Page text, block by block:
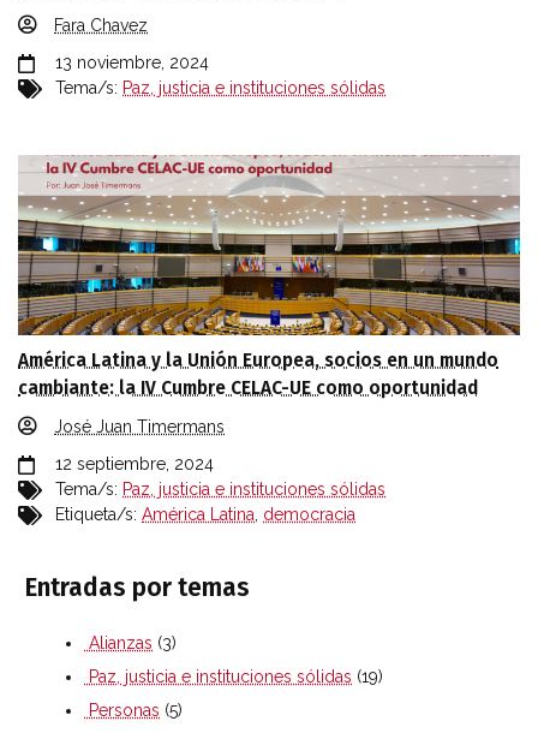
Fara Chavez
13 noviembre, 2024
Tema/s: Paz, justicia e instituciones sólidas
América Latina y la Unión Europea, socios en un mundo
cambiante: la IV Cumbre CELAC-UE como oportunidad
José Juan Timermans
12 septiembre, 2024
Tema/s: Paz, justicia e instituciones sólidas
Etiqueta/s: América Latina, democracia
Entradas por temas
Alianzas (3)
Paz, justicia e instituciones sólidas (19)
Personas (5)